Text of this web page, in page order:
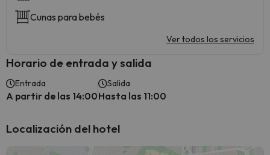
Cunas para bebés
Ver todos los servicios
Horario de entrada y salida
Entrada
A partir de las 14:00
Salida
Hasta las 11:00
Localización del hotel